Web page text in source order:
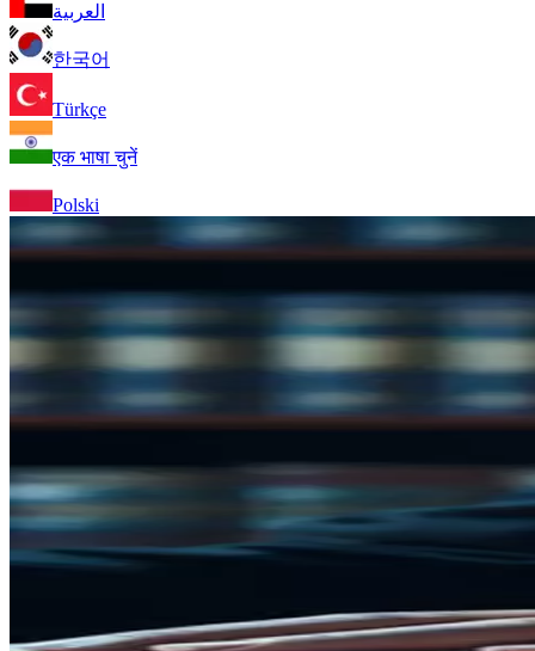
العربية
한국어
Türkçe
एक भाषा चुनें
Polski